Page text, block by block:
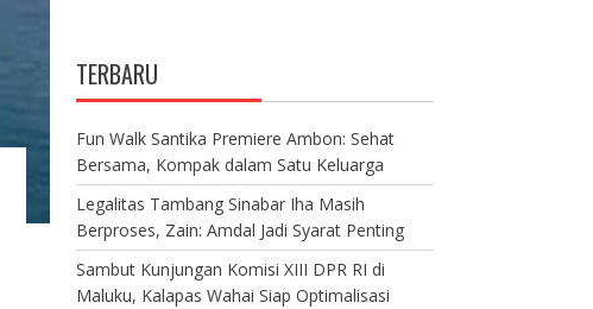
TERBARU
Fun Walk Santika Premiere Ambon: Sehat
Bersama, Kompak dalam Satu Keluarga
Legalitas Tambang Sinabar Iha Masih
Berproses, Zain: Amdal Jadi Syarat Penting
Sambut Kunjungan Komisi XIII DPR RI di
Maluku, Kalapas Wahai Siap Optimalisasi